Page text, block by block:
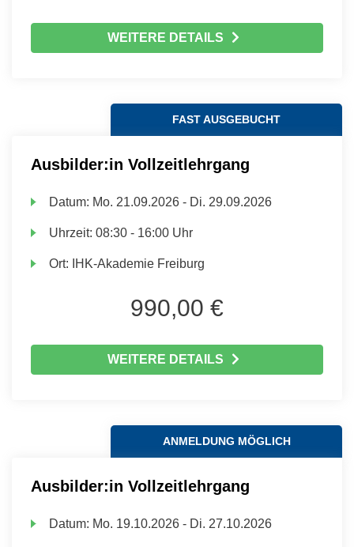
WEITERE DETAILS
FAST AUSGEBUCHT
Ausbilder:in Vollzeitlehrgang
Datum: Mo. 21.09.2026 - Di. 29.09.2026
Uhrzeit:08:30 - 16:00 Uhr
Ort: IHK-Akademie Freiburg
990,00 €
WEITERE DETAILS
ANMELDUNG MÖGLICH
Ausbilder:in Vollzeitlehrgang
Datum: Mo. 19.10.2026 - Di. 27.10.2026